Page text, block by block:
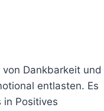
Dankbarkeit und
entlasten. Es
in Positives